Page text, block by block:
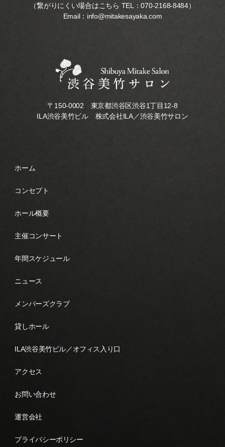
（繋がりにくい場合はこちら TEL：070-2168-8484）
Email： info@mitakesayaka.com
〒150-0002 東京都渋谷区渋谷1丁目12-8
ILA渋谷美竹ビル 株式会社ILA／渋谷美竹サロン
ホーム
コンセプト
ホール概要
主催コンサート
年間スケジュール
ニュース
メンバーズクラブ
貸しホール
ILA渋谷美竹ビル／オフィス入り口
アクセス
お問い合わせ
運営会社
プライバシーポリシー